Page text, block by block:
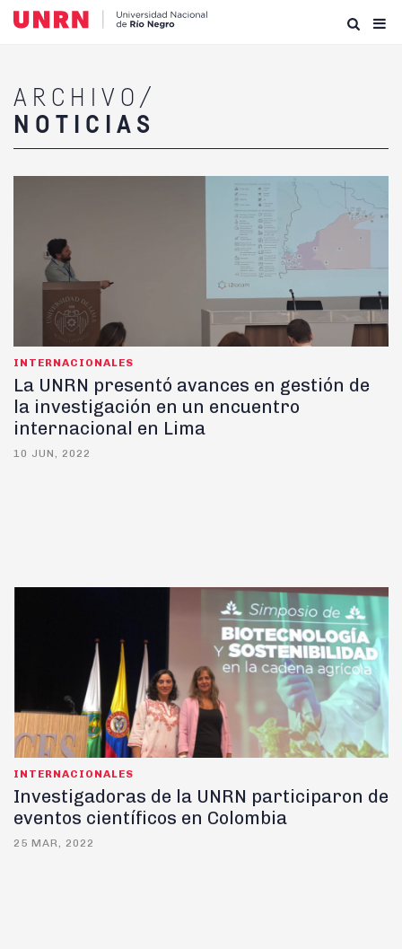
ARCHIVO/
NOTICIAS
INTERNACIONALES
La UNRN presentó avances en gestión de
la investigación en un encuentro
internacional en Lima
10 JUN, 2022
INTERNACIONALES
Investigadoras de la UNRN participaron de
eventos científicos en Colombia
25 MAR, 2022